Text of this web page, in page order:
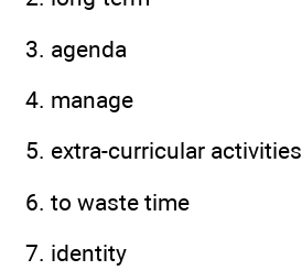
3. agenda
4. manage
5. extra-curricular activities
6. to waste time
7. identity